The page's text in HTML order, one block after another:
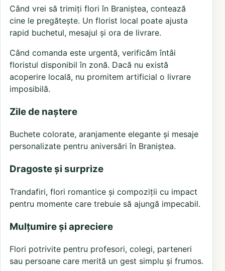
Când vrei să trimiți flori în Braniștea, contează
cine le pregătește. Un florist local poate ajusta
rapid buchetul, mesajul și ora de livrare.
Când comanda este urgentă, verificăm întâi
floristul disponibil în zonă. Dacă nu există
acoperire locală, nu promitem artificial o livrare
imposibilă.
Zile de naștere
Buchete colorate, aranjamente elegante și mesaje
personalizate pentru aniversări în Braniștea.
Dragoste și surprize
Trandafiri, flori romantice și compoziții cu impact
pentru momente care trebuie să ajungă impecabil.
Mulțumire și apreciere
Flori potrivite pentru profesori, colegi, parteneri
sau persoane care merită un gest simplu și frumos.